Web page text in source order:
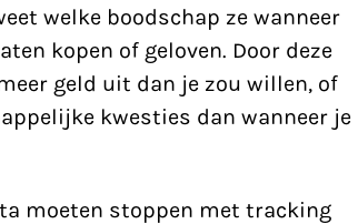
welke boodschap ze wanneer
kopen of geloven. Door deze
geld uit dan je zou willen, of
kwesties dan wanneer je
moeten stoppen met tracking